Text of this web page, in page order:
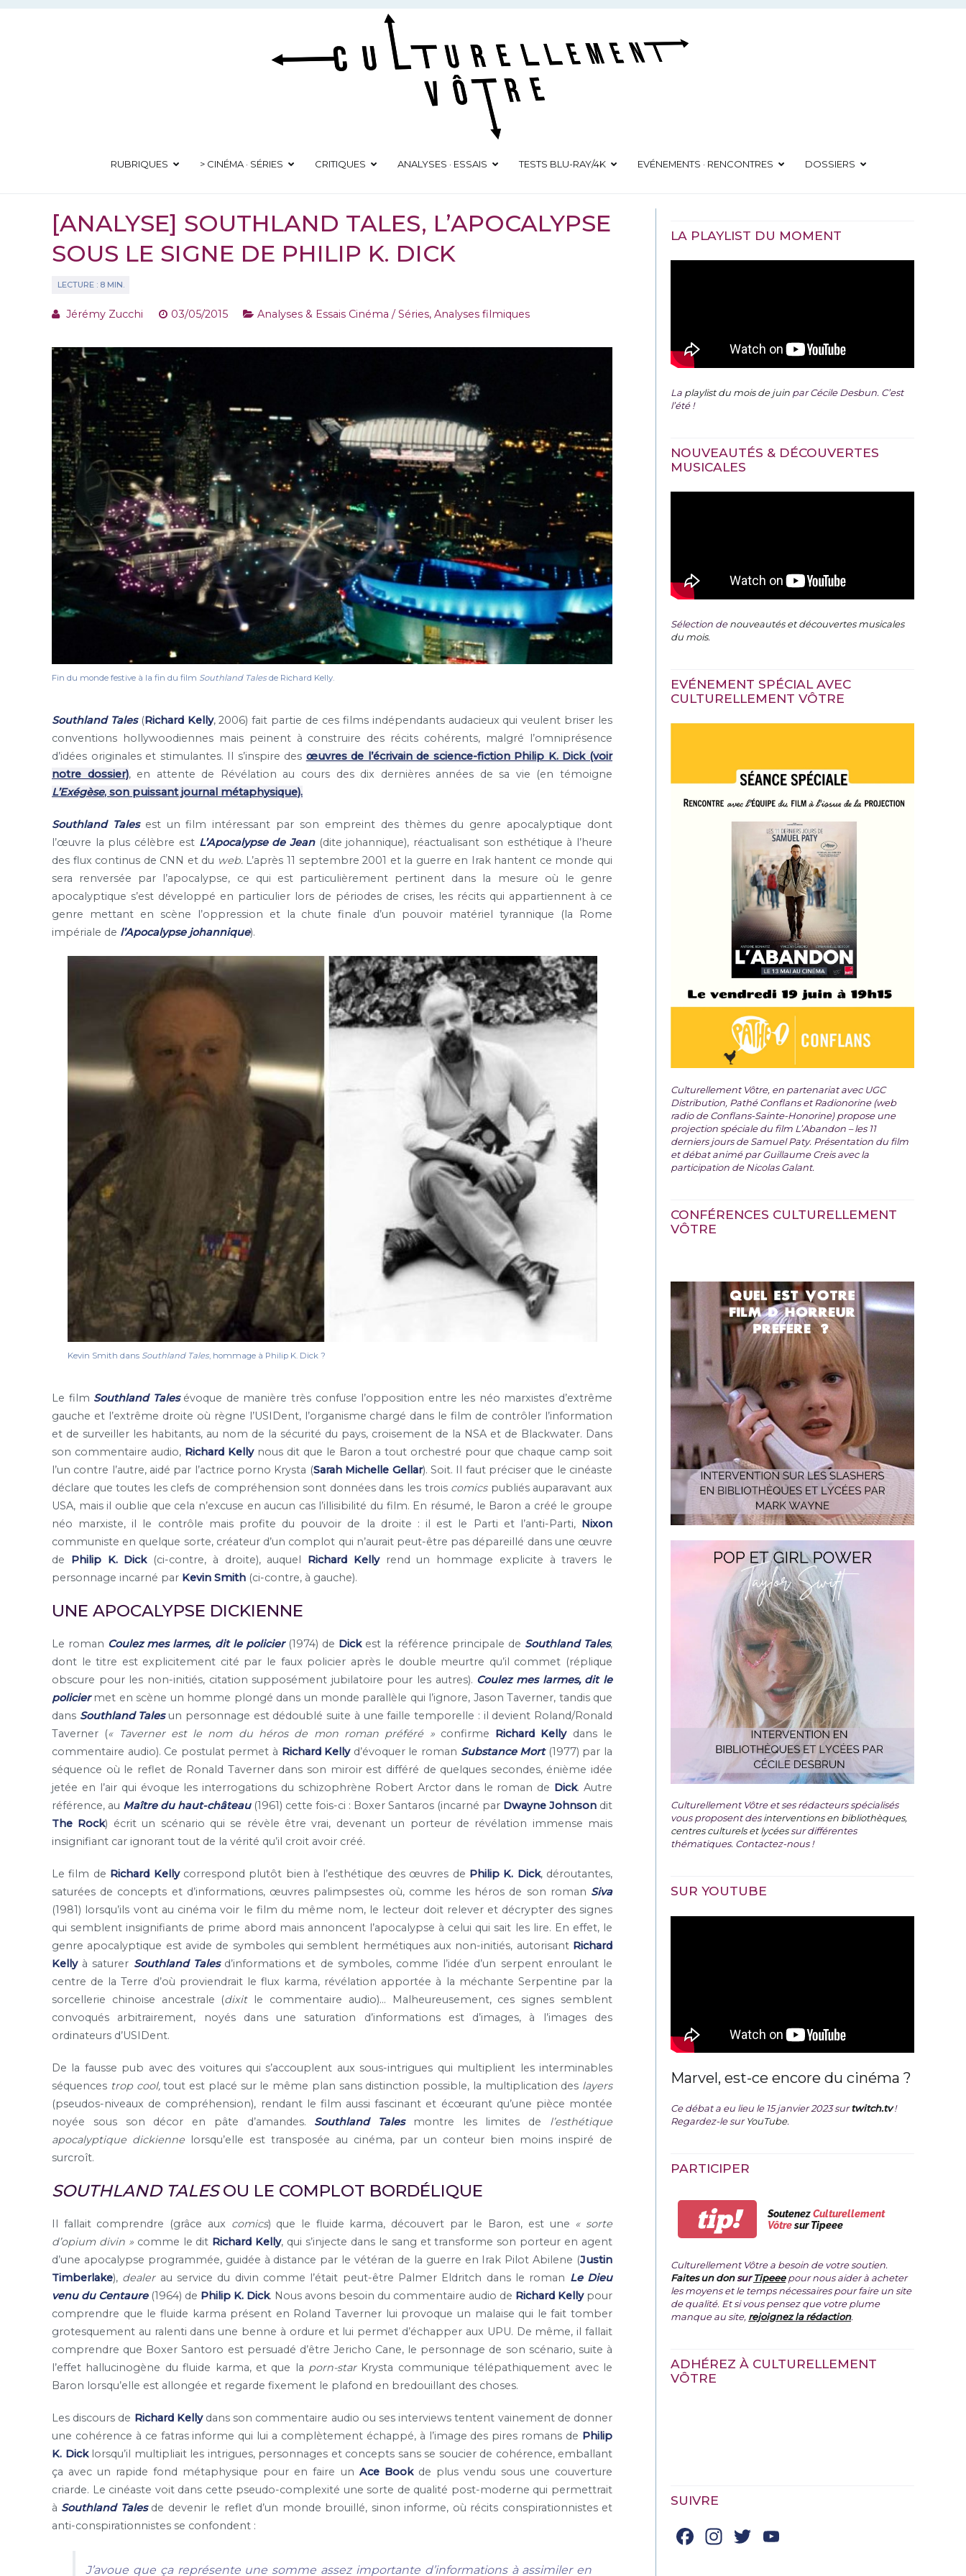
Aller
Culturellement Vôtre
RUBRIQUES > CINÉMA · SÉRIES CRITIQUES ANALYSES · ESSAIS TESTS BLU-RAY/4K EVÉNEMENTS · RENCONTRES DOSSIERS
[ANALYSE] SOUTHLAND TALES, L’APOCALYPSE
SOUS LE SIGNE DE PHILIP K. DICK
Jérémy Zucchi 03/05/2015 Analyses & Essais Cinéma / Séries,Analyses filmiques
Fin du monde festive à la fin du film Southland Talesde Richard Kelly.
Southland Tales(Richard Kelly, 2006) fait partie de ces films indépendants audacieux qui veulent briser les
conventions hollywoodiennes mais peinent à construire des récits cohérents, malgré l’omniprésence
d’idées originales et stimulantes. Il s’inspire des œuvres de l’écrivain de science-fiction Philip K. Dick (voir
notre dossier), en attente de Révélation au cours des dix dernières années de sa vie (en témoigne
L’Exégèse, son puissant journal métaphysique).
Southland Talesest un film intéressant par son empreint des thèmes du genre apocalyptique dont
l’œuvre la plus célèbre est L’Apocalypse de Jean(dite johannique), réactualisant son esthétique à l’heure
des flux continus de CNN et du web.L’après 11 septembre 2001 et la guerre en Irak hantent ce monde qui
sera renversée par l’apocalypse, ce qui est particulièrement pertinent dans la mesure où le genre
apocalyptique s’est développé en particulier lors de périodes de crises, les récits qui appartiennent à ce
genre mettant en scène l’oppression et la chute finale d’un pouvoir matériel tyrannique (la Rome
impériale de l’Apocalypsejohannique).
Kevin Smith dans Southland Tales, hommage à Philip K. Dick ?
Le film Southland Talesévoque de manière très confuse l’opposition entre les néo marxistes d’extrême
gauche et l’extrême droite où règne l’USIDent, l’organisme chargé dans le film de contrôler l’information
et de surveiller les habitants, au nom de la sécurité du pays, croisement de la NSA et de Blackwater. Dans
son commentaire audio, Richard Kellynous dit que le Baron a tout orchestré pour que chaque camp soit
l’un contre l’autre, aidé par l’actrice porno Krysta (Sarah Michelle Gellar). Soit. Il faut préciser que le cinéaste
déclare que toutes les clefs de compréhension sont données dans les trois comics publiés auparavant aux
USA, mais il oublie que cela n’excuse en aucun cas l’illisibilité du film. En résumé, le Baron a créé le groupe
néo marxiste, il le contrôle mais profite du pouvoir de la droite : il est le Parti et l’anti-Parti,Nixon
communiste en quelque sorte, créateur d’un complot qui n’aurait peut-être pas dépareillé dans une œuvre
de Philip K. Dick(ci-contre, à droite), auquel Richard Kelly rend un hommage explicite à travers le
personnage incarné par Kevin Smith (ci-contre, à gauche).
UNE APOCALYPSE DICKIENNE
Le roman Coulez mes larmes, dit le policier(1974) de Dick est la référence principale de Southland Tales,
dont le titre est explicitement cité par le faux policier après le double meurtre qu’il commet (réplique
obscure pour les non-initiés, citation supposément jubilatoire pour les autres). Coulez mes larmes, dit le
policiermet en scène un homme plongé dans un monde parallèle qui l’ignore, Jason Taverner, tandis que
dans Southland Talesun personnage est dédoublé suite à une faille temporelle : il devient Roland/Ronald
Taverner (« Taverner est le nom du héros de mon roman préféré »confirme Richard Kellydans le
commentaire audio). Ce postulat permet à Richard Kelly d’évoquer le roman Substance Mort(1977) par la
séquence où le reflet de Ronald Taverner dans son miroir est différé de quelques secondes, énième idée
jetée en l’air qui évoque les interrogations du schizophrène Robert Arctor dans le roman de Dick. Autre
référence, au Maître du haut-château(1961) cette fois-ci : Boxer Santaros (incarné par Dwayne Johnson dit
The Rock) écrit un scénario qui se révèle être vrai, devenant un porteur de révélation immense mais
insignifiant car ignorant tout de la vérité qu’il croit avoir créé.
Le film de Richard Kellycorrespond plutôt bien à l’esthétique des œuvres de Philip K. Dick, déroutantes,
saturées de concepts et d’informations, œuvres palimpsestes où, comme les héros de son roman Siva
(1981) lorsqu’ils vont au cinéma voir le film du même nom, le lecteur doit relever et décrypter des signes
qui semblent insignifiants de prime abord mais annoncent l’apocalypse à celui qui sait les lire. En effet, le
genre apocalyptique est avide de symboles qui semblent hermétiques aux non-initiés, autorisant Richard
Kellyà saturer Southland Talesd’informations et de symboles, comme l’idée d’un serpent enroulant le
centre de la Terre d’où proviendrait le flux karma, révélation apportée à la méchante Serpentine par la
sorcellerie chinoise ancestrale (dixit le commentaire audio)… Malheureusement, ces signes semblent
convoqués arbitrairement, noyés dans une saturation d’informations est d’images, à l’images des
ordinateurs d’USIDent.
De la fausse pub avec des voitures qui s’accouplent aux sous-intrigues qui multiplient les interminables
séquences trop cool,tout est placé sur le même plan sans distinction possible, la multiplication des layers
(pseudos-niveaux de compréhension), rendant le film aussi fascinant et écœurant qu’une pièce montée
noyée sous son décor en pâte d’amandes. Southland Talesmontre les limites de l’esthétique
apocalyptique dickiennelorsqu’elle est transposée au cinéma, par un conteur bien moins inspiré de
surcroît.
SOUTHLAND TALESOU LE COMPLOT BORDÉLIQUE
Il fallait comprendre (grâce aux comics) que le fluide karma, découvert par le Baron, est une « sorte
d’opium divin »comme le dit Richard Kelly, qui s’injecte dans le sang et transforme son porteur en agent
d’une apocalypse programmée, guidée à distance par le vétéran de la guerre en Irak Pilot Abilene (Justin
Timberlake), dealerau service du divin comme l’était peut-être Palmer Eldritch dans le roman Le Dieu
venu du Centaure (1964) de Philip K. Dick. Nous avons besoin du commentaire audio de Richard Kellypour
comprendre que le fluide karma présent en Roland Taverner lui provoque un malaise qui le fait tomber
grotesquement au ralenti dans une benne à ordure et lui permet d’échapper aux UPU. De même, il fallait
comprendre que Boxer Santoro est persuadé d’être Jericho Cane, le personnage de son scénario, suite à
l’effet hallucinogène du fluide karma, et que la porn-star Krysta communique télépathiquement avec le
Baron lorsqu’elle est allongée et regarde fixement le plafond en bredouillant des choses.
Les discours de Richard Kellydans son commentaire audio ou ses interviews tentent vainement de donner
une cohérence à ce fatras informe qui lui a complètement échappé, à l’image des pires romans de Philip
K. Dicklorsqu’il multipliait les intrigues, personnages et concepts sans se soucier de cohérence, emballant
ça avec un rapide fond métaphysique pour en faire un Ace Book de plus vendu sous une couverture
criarde. Le cinéaste voit dans cette pseudo-complexité une sorte de qualité post-moderne qui permettrait
à Southland Tales de devenir le reflet d’un monde brouillé, sinon informe, où récits conspirationnistes et
anti-conspirationnistes se confondent :
J’avoue que ça représente une somme assez importante d’informations à assimiler en
LA PLAYLIST DU MOMENT
La playlist du mois de juin par Cécile Desbun. C’est
l’été !
NOUVEAUTÉS & DÉCOUVERTES
MUSICALES
Sélection denouveautés et découvertes musicales
du mois.
EVÉNEMENT SPÉCIAL AVEC
CULTURELLEMENT VÔTRE
Culturellement Vôtre, en partenariat avec UGC
Distribution, Pathé Conflans et Radionorine (web
radio de Conflans-Sainte-Honorine) propose une
projection spéciale du film L’Abandon – les 11
derniers jours de Samuel Paty. Présentation du film
et débat animé par Guillaume Creis avec la
participation de Nicolas Galant.
CONFÉRENCES CULTURELLEMENT
VÔTRE
Culturellement Vôtre et ses rédacteurs spécialisés
vous proposent desinterventions en bibliothèques,
centres culturels et lycéessur différentes
thématiques. Contactez-nous !
SUR YOUTUBE
Marvel, est-ce encore du cinéma ?
Ce débat a eu lieu le 15 janvier 2023 surtwitch.tv !
Regardez-le surYouTube.
PARTICIPER
tip! SoutenezCulturellement
Vôtresur Tipeee
Culturellement Vôtre a besoin de votre soutien.
Faites un donsurTipeeepour nous aider à acheter
les moyens et le temps nécessaires pour faire un site
de qualité. Et si vous pensez que votre plume
manque au site, rejoignez la rédaction.
ADHÉREZ À CULTURELLEMENT
VÔTRE
SUIVRE
Facebook
Instagram
Twitter